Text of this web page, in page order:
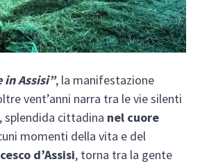
in Assisi”, la manifestazione
vent’anni narra tra le vie silenti
, splendida cittadina nel cuore
momenti della vita e del
d’Assisi, torna tra la gente